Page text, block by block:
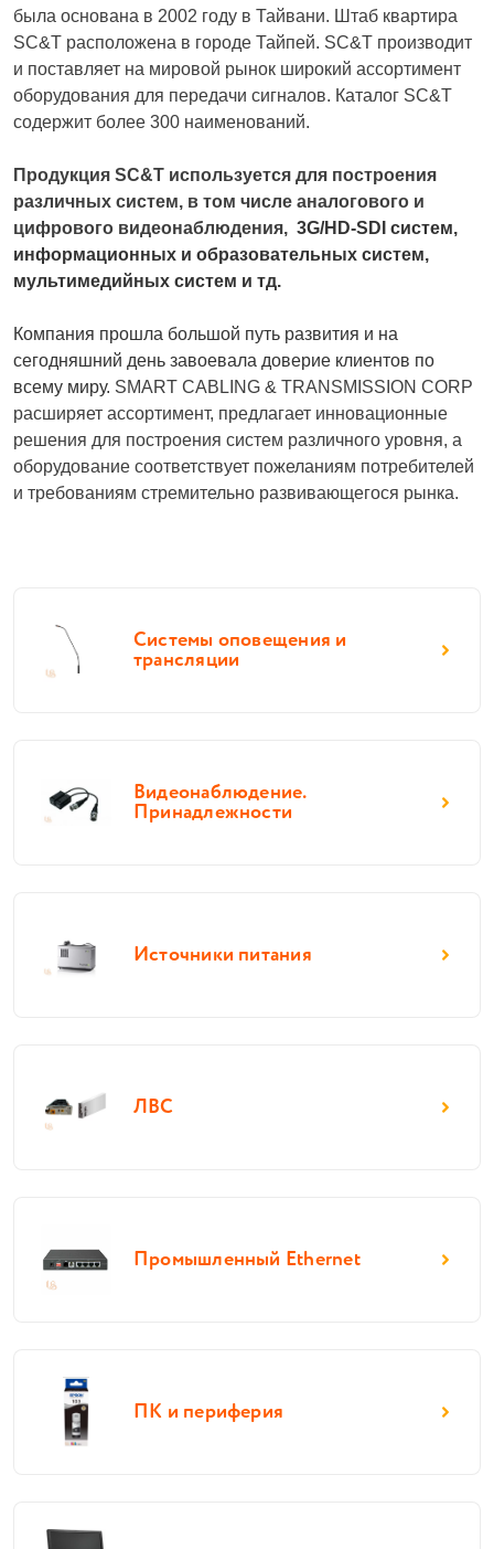
была основана в 2002 году в Тайвани. Штаб квартира
SC&T расположена в городе Тайпей. SC&T производит
и поставляет на мировой рынок широкий ассортимент
оборудования для передачи сигналов. Каталог SC&T
содержит более 300 наименований.
Продукция SC&T используется для построения
различных систем, в том числе аналогового и
цифрового видеонаблюдения, 3G/HD-SDI систем,
информационных и образовательных систем,
мультимедийных систем и тд.
Компания прошла большой путь развития и на
сегодняшний день завоевала доверие клиентов по
всему миру. SMART CABLING & TRANSMISSION CORP
расширяет ассортимент, предлагает инновационные
решения для построения систем различного уровня, а
оборудование соответствует пожеланиям потребителей
и требованиям стремительно развивающегося рынка.
Системы оповещения и
трансляции
Видеонаблюдение.
Принадлежности
Источники питания
ЛВС
Промышленный Ethernet
ПК и периферия